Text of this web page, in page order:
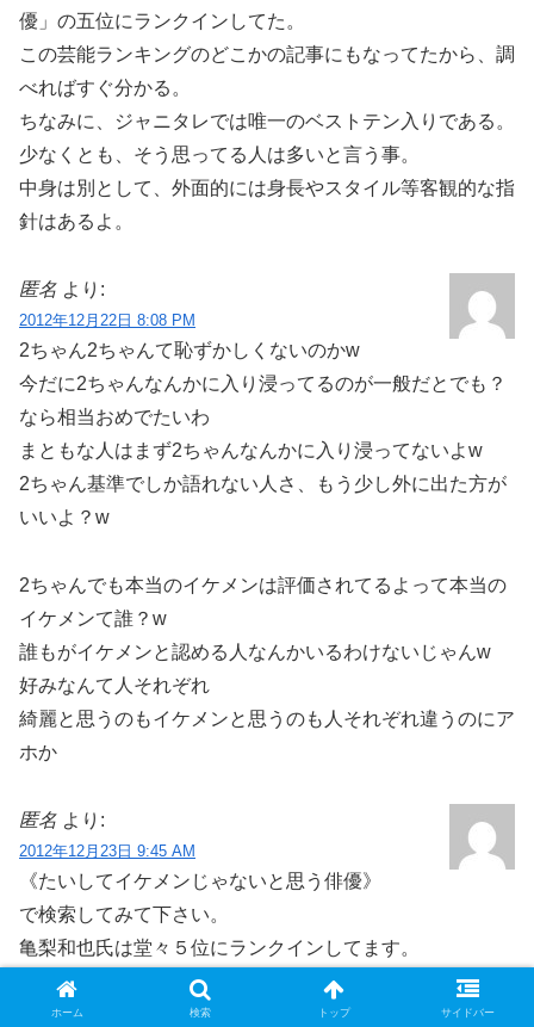
優」の五位にランクインしてた。
この芸能ランキングのどこかの記事にもなってたから、調
べればすぐ分かる。
ちなみに、ジャニタレでは唯一のベストテン入りである。
少なくとも、そう思ってる人は多いと言う事。
中身は別として、外面的には身長やスタイル等客観的な指
針はあるよ。
匿名 より:
2012年12月22日 8:08 PM
2ちゃん2ちゃんて恥ずかしくないのかw
今だに2ちゃんなんかに入り浸ってるのが一般だとでも？
なら相当おめでたいわ
まともな人はまず2ちゃんなんかに入り浸ってないよw
2ちゃん基準でしか語れない人さ、もう少し外に出た方が
いいよ？w
2ちゃんでも本当のイケメンは評価されてるよって本当の
イケメンて誰？w
誰もがイケメンと認める人なんかいるわけないじゃんw
好みなんて人それぞれ
綺麗と思うのもイケメンと思うのも人それぞれ違うのにア
ホか
匿名 より:
2012年12月23日 9:45 AM
《たいしてイケメンじゃないと思う俳優》
で検索してみて下さい。
亀梨和也氏は堂々５位にランクインしてます。
匿名 より:
ホーム 検索 トップ サイドバー